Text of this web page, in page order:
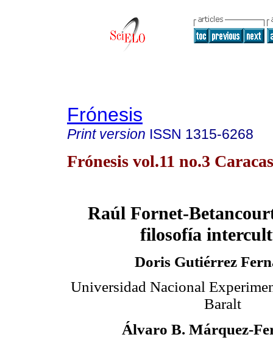
Frónesis
Print version ISSN 1315-6268
Frónesis vol.11 no.3
Raúl Fornet-
filosofía
Doris Gutiérrez
Universidad Nacional
Baralt
Álvaro B. Márquez-